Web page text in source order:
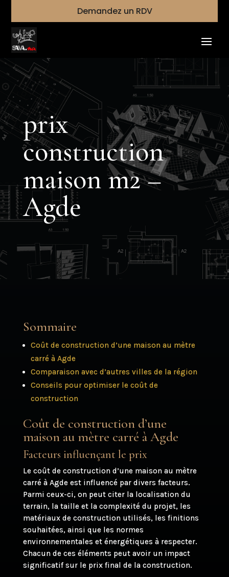
Demandez un RDV
prix
construction
maison m2 –
Agde
Sommaire
Coût de construction d’une maison au mètre
carré à Agde
Comparaison avec d’autres villes de la région
Conseils pour optimiser le coût de
construction
Coût de construction d’une
maison au mètre carré à Agde
Facteurs influençant le prix
Le coût de construction d’une maison au mètre
carré à Agde est influencé par divers facteurs.
Parmi ceux-ci, on peut citer la localisation du
terrain, la taille et la complexité du projet, les
matériaux de construction utilisés, les finitions
souhaitées, ainsi que les normes
environnementales et énergétiques à respecter.
Chacun de ces éléments peut avoir un impact
significatif sur le prix final de la construction.